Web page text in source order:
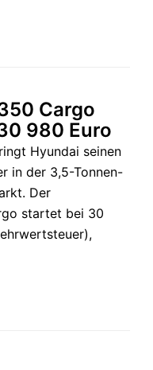
Cargo
980 Euro
Hyundai seinen
in der 3,5-Tonnen-
Der
startet bei 30